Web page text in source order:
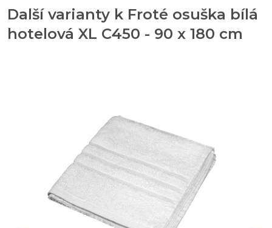
Další varianty k Froté osuška bílá
hotelová XL C450 - 90 x 180 cm